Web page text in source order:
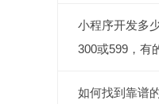
小程序开发多
300或599，有
如何找到靠谱